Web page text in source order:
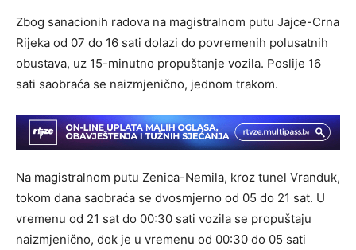
Zbog sanacionih radova na magistralnom putu Jajce-Crna
Rijeka od 07 do 16 sati dolazi do povremenih polusatnih
obustava, uz 15-minutno propuštanje vozila. Poslije 16
sati saobraća se naizmjenično, jednom trakom.
Na magistralnom putu Zenica-Nemila, kroz tunel Vranduk,
tokom dana saobraća se dvosmjerno od 05 do 21 sat. U
vremenu od 21 sat do 00:30 sati vozila se propuštaju
naizmjenično, dok je u vremenu od 00:30 do 05 sati